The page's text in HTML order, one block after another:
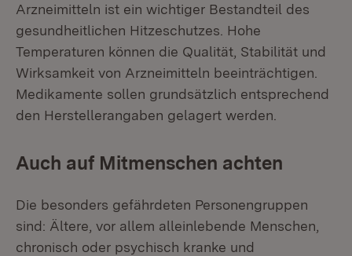
Arzneimitteln ist ein wichtiger Bestandteil des
gesundheitlichen Hitzeschutzes. Hohe
Temperaturen können die Qualität, Stabilität und
Wirksamkeit von Arzneimitteln beeinträchtigen.
Medikamente sollen grundsätzlich entsprechend
den Herstellerangaben gelagert werden.
Auch auf Mitmenschen achten
Die besonders gefährdeten Personengruppen
sind: Ältere, vor allem alleinlebende Menschen,
chronisch oder psychisch kranke und